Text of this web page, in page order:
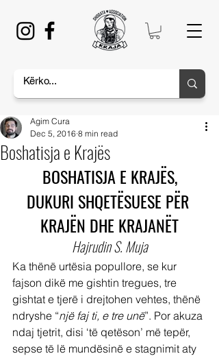
Boshatisja e Krajës
Agim Cura
Dec 5, 2016 8 min read
BOSHATISJA E KRAJËS,
DUKURI SHQETËSUESE PËR
KRAJËN DHE KRAJANËT
Hajrudin S. Muja
Ka thënë urtësia popullore, se kur
fajson dikë me gishtin tregues, tre
gishtat e tjerë i drejtohen vehtes, thënë
ndryshe “një faj ti, e tre unë”. Por akuza
ndaj tjetrit, disi ‘të qetëson’ më tepër,
sepse të lë mundësinë e stagnimit aty